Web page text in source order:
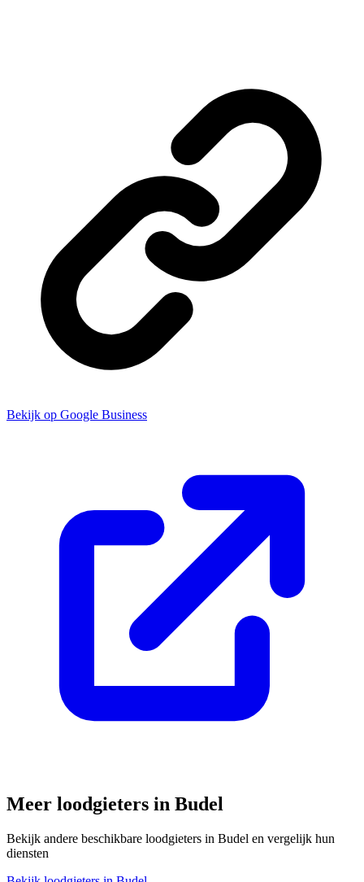
Bekijk op Google Business
Meer loodgieters in Budel
Bekijk andere beschikbare loodgieters in Budel en vergelijk hun
diensten